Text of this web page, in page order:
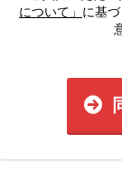
について」 に基